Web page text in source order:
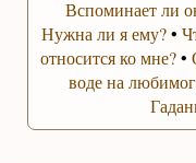
Вспоминает ли
Нужна ли я ему?•
относится ко мне?•
воде на